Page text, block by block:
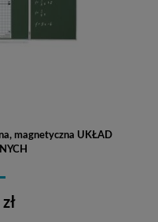
magnetyczna UKŁAD